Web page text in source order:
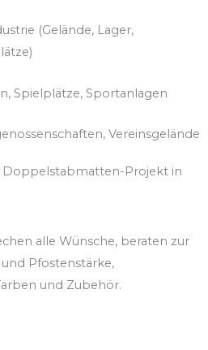
(Gelände, Lager,
Spielplätze, Sportanlagen
Vereinsgelände
Doppelstabmatten-Projekt in
alle Wünsche, beraten zur
Pfostenstärke,
und Zubehör.